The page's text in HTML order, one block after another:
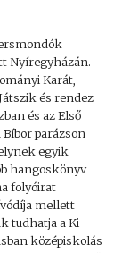
Nyíregyházán.
Karát,
és rendez
és az Első
parázson
egyik
hangoskönyv
folyóirat
mellett
tudhatja a Ki
középiskolás